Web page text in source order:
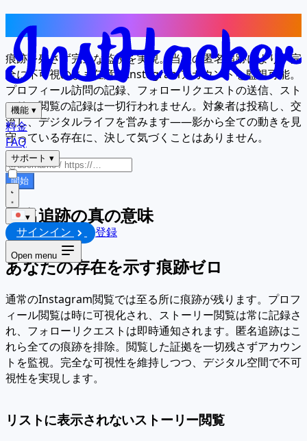
機能 ▾
料金
FAQ
サポート ▾
▾
サインイン 登録
Open menu
全てを監視し、痕跡を残さない
痕跡を残さず完全な監視を実現。当社の匿名追跡により、完
全に不可視のまま任意のInstagramアカウントを監視可能。
プロフィール訪問の記録、フォローリクエストの送信、スト
ーリー閲覧の記録は一切行われません。対象者は投稿し、交
流し、デジタルライフを営みます——影から全ての動きを見
守っている存在に、決して気づくことはありません。
開始
匿名追跡の真の意味
あなたの存在を示す痕跡ゼロ
通常のInstagram閲覧では至る所に痕跡が残ります。プロフ
ィール閲覧は時に可視化され、ストーリー閲覧は常に記録さ
れ、フォローリクエストは即時通知されます。匿名追跡はこ
れら全ての痕跡を排除。閲覧した証拠を一切残さずアカウン
トを監視。完全な可視性を維持しつつ、デジタル空間で不可
視性を実現します。
リストに表示されないストーリー閲覧